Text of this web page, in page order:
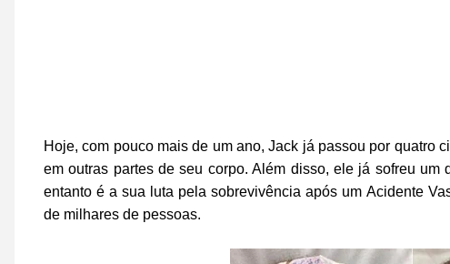
Hoje, com pouco mais de um ano, Jack já passou por quatro
em outras partes de seu corpo. Além disso, ele já sofreu
entanto é a sua luta pela sobrevivência após um Acidente
de milhares de pessoas.